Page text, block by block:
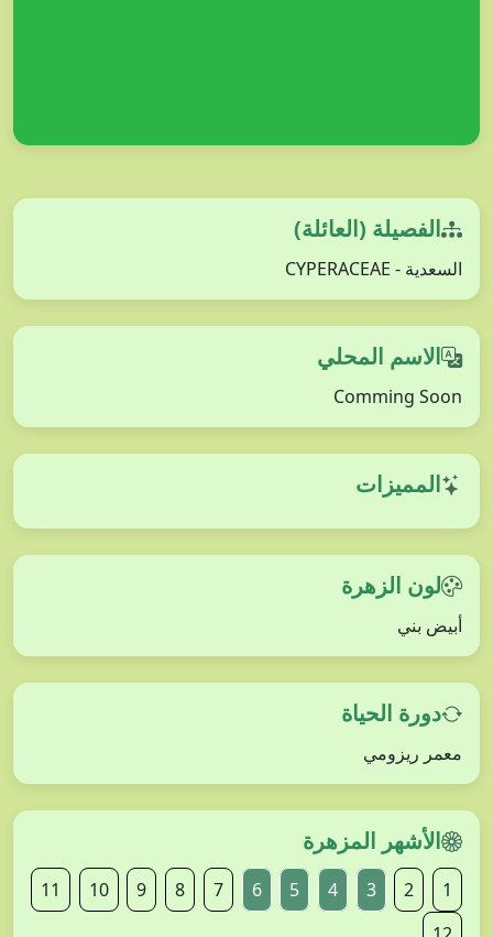
الفصيلة (العائلة)
السعدية - CYPERACEAE
الاسم المحلي
Comming Soon
المميزات
لون الزهرة
أبيض بني
دورة الحياة
معمر ريزومي
الأشهر المزهرة
1
2
3
4
5
6
7
8
9
10
11